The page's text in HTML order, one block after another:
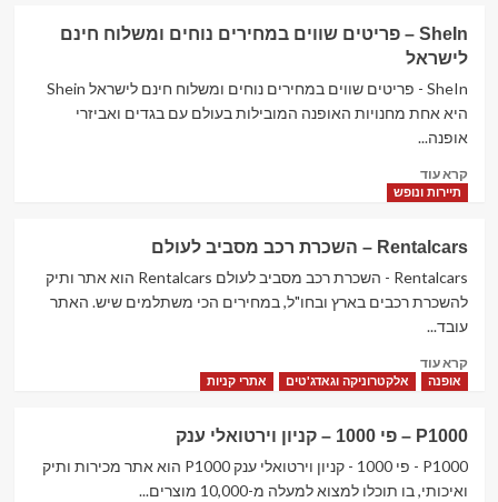
–
תכשיטים
בעיצוב
SheIn – פריטים שווים במחירים נוחים ומשלוח חינם
לישראל
SheIn - פריטים שווים במחירים נוחים ומשלוח חינם לישראל Shein
היא אחת מחנויות האופנה המובילות בעולם עם בגדים ואביזרי
אופנה...
קרא עודRead
more
–
פריטים
שווים
ומשלוח
חינם
תיירות ונופש
Rentalcars – השכרת רכב מסביב לעולם
Rentalcars - השכרת רכב מסביב לעולם Rentalcars הוא אתר ותיק
להשכרת רכבים בארץ ובחו"ל, במחירים הכי משתלמים שיש. האתר
עובד...
קרא עודRead
more
–
השכרת
רכב
אופנה אלקטרוניקה וגאדג'טים אתרי קניות
P1000 – פי 1000 – קניון וירטואלי ענק
P1000 - פי 1000 - קניון וירטואלי ענק P1000 הוא אתר מכירות ותיק
ואיכותי, בו תוכלו למצוא למעלה מ-10,000 מוצרים...